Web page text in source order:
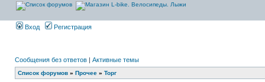
Вход Регистрация
Сообщения без ответов | Активные темы
Список форумов » Прочее » Торг